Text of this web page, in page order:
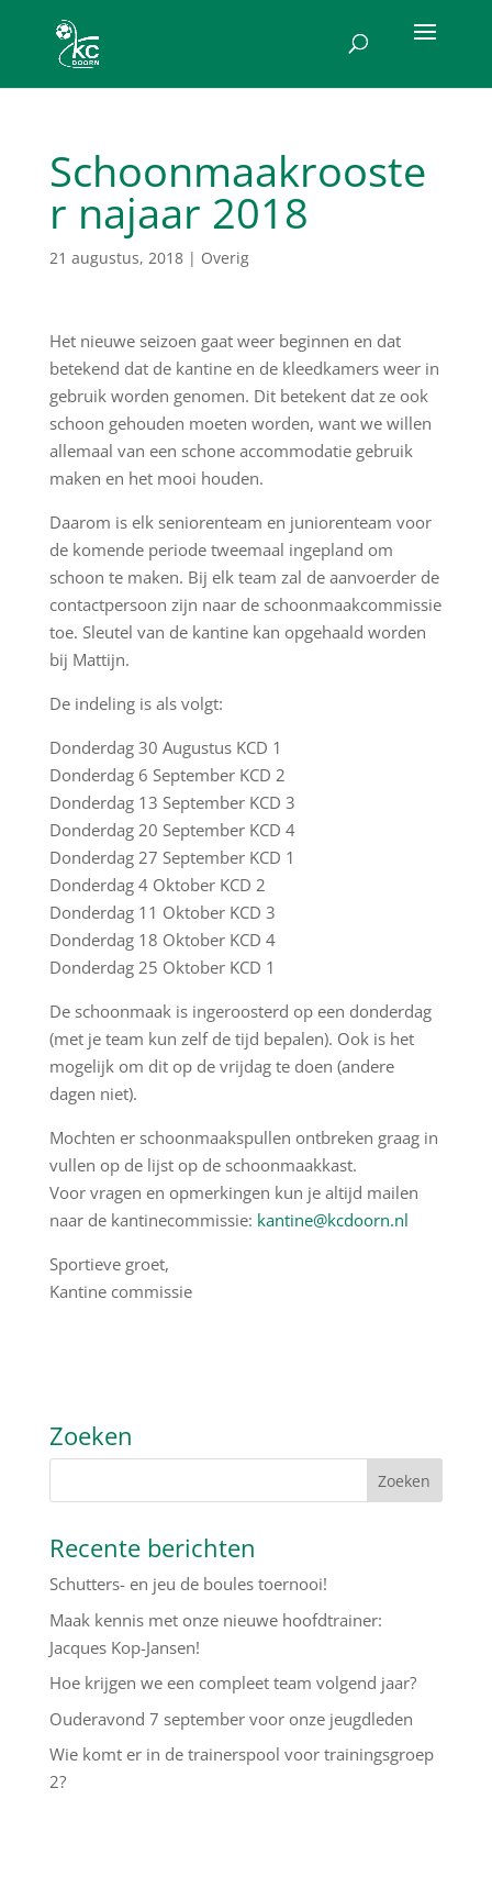
Schoonmaakrooste
r najaar 2018
21 augustus, 2018| Overig
Het nieuwe seizoen gaat weer beginnen en dat
betekend dat de kantine en de kleedkamers weer in
gebruik worden genomen. Dit betekent dat ze ook
schoon gehouden moeten worden, want we willen
allemaal van een schone accommodatie gebruik
maken en het mooi houden.
Daarom is elk seniorenteam en juniorenteam voor
de komende periode tweemaal ingepland om
schoon te maken. Bij elk team zal de aanvoerder de
contactpersoon zijn naar de schoonmaakcommissie
toe. Sleutel van de kantine kan opgehaald worden
bij Mattijn.
De indeling is als volgt:
Donderdag 30 Augustus KCD 1
Donderdag 6 September KCD 2
Donderdag 13 September KCD 3
Donderdag 20 September KCD 4
Donderdag 27 September KCD 1
Donderdag 4 Oktober KCD 2
Donderdag 11 Oktober KCD 3
Donderdag 18 Oktober KCD 4
Donderdag 25 Oktober KCD 1
De schoonmaak is ingeroosterd op een donderdag
(met je team kun zelf de tijd bepalen). Ook is het
mogelijk om dit op de vrijdag te doen (andere
dagen niet).
Mochten er schoonmaakspullen ontbreken graag in
vullen op de lijst op de schoonmaakkast.
Voor vragen en opmerkingen kun je altijd mailen
naar de kantinecommissie: kantine@kcdoorn.nl
Sportieve groet,
Kantine commissie
Zoeken
Recente berichten
Schutters- en jeu de boules toernooi!
Maak kennis met onze nieuwe hoofdtrainer:
Jacques Kop-Jansen!
Hoe krijgen we een compleet team volgend jaar?
Ouderavond 7 september voor onze jeugdleden
Wie komt er in de trainerspool voor trainingsgroep
2?